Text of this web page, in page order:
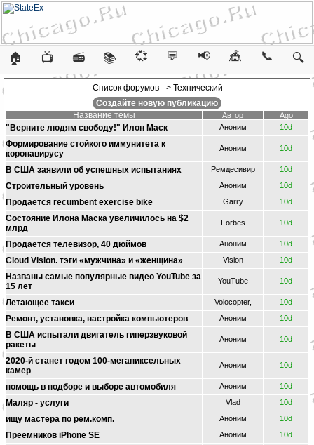
🏠 📺 📻 📚 💞 💬 📢 🎪 📞 🔍
Список форумов
> Технический
Создайте новую публикацию
Название темы
Автор Ago
"Верните людям свободу!" Илон Маск Аноним 10d
Формирование стойкого иммунитета к
коронавирусу
Аноним 10d
В США заявили об успешных испытаниях Ремдесивир 10d
Строительный уровень Аноним 10d
Продаётся recumbent exercise bike Garry 10d
Состояние Илона Маска увеличилось на $2
млрд
Forbes 10d
Продаётся телевизор, 40 дюймов Аноним 10d
Cloud Vision. тэги «мужчина» и «женщина» Vision 10d
Названы самые популярные видео YouTube за
15 лет
YouTube 10d
Летающее такси Volocopter, 10d
Ремонт, установка, настройка компьютеров Аноним 10d
В США испытали двигатель гиперзвуковой
ракеты
Аноним 10d
2020-й станет годом 100-мегапиксельных
камер
Аноним 10d
помощь в подборе и выборе автомобиля Аноним 10d
Маляр - услуги Vlad 10d
ищу мастера по рем.комп. Аноним 10d
Преемников iPhone SE Аноним 10d